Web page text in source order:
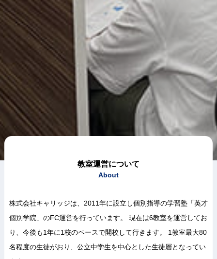
教室運営について
About
株式会社キャリッジは、2011年に設立し個別指導の学習塾「英才
個別学院」のFC運営を行っています。
現在は6教室を運営してお
り、今後も1年に1校のペースで開校して行きます。
1教室最大80
名程度の生徒がおり、公立中学生を中心とした生徒層となってい